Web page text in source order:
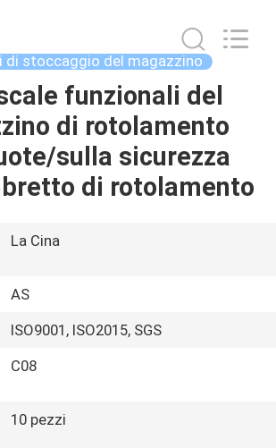
di stoccaggio del magazzino
funzionali del
di rotolamento
sulla sicurezza
di rotolamento
La Cina
AS
ISO9001, ISO2015, SGS
C08
10 pezzi